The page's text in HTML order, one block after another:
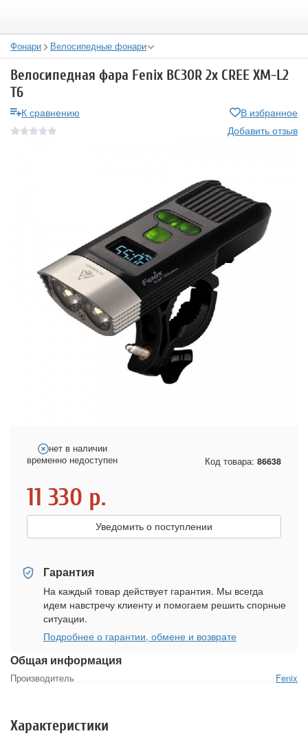
Фонари Велосипедные фонари
Велосипедная фара Fenix BC30R 2x CREE XM-L2
T6
К сравнению
В избранное
Добавить отзыв
Общая информация
Производитель Fenix
нет в наличии
временно недоступен
Код товара: 86638
11 330 р.
Уведомить о поступлении
Гарантия
На каждый товар действует гарантия. Мы всегда
идем навстречу клиенту и помогаем решить спорные
ситуации.
Подробнее о гарантии, обмене и возврате
Характеристики